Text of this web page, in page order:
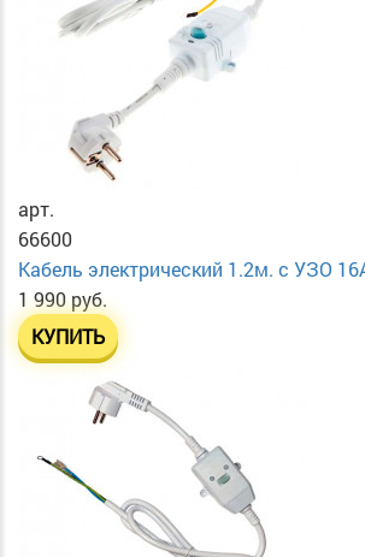
арт.
66600
Кабель электрический 1.2м. с УЗО
1 990 руб.
КУПИТЬ